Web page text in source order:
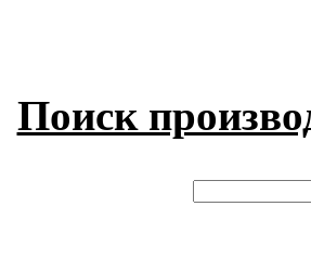
Поиск